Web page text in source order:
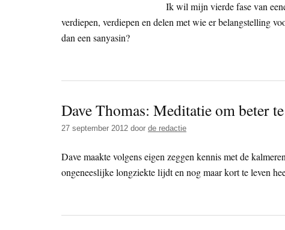
Ik wil mijn vierde fase van
verdiepen, verdiepen en delen met wie er belangstelling
dan een sanyasin?
Dave Thomas: Meditatie om beter
27 september 2012 door de redactie
Dave maakte volgens eigen zeggen kennis met de
ongeneeslijke longziekte lijdt en nog maar kort te leven